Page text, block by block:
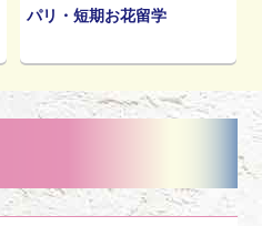
パリ・短期お花留学